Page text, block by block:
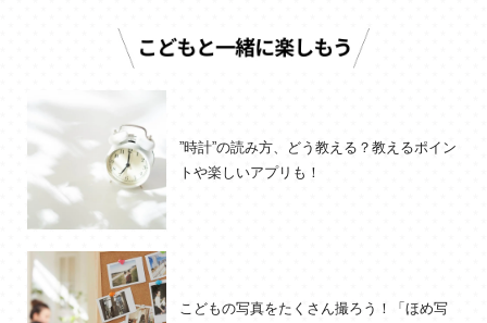
”時計”の読み方、どう教える？教えるポイン
トや楽しいアプリも！
こどもの写真をたくさん撮ろう！「ほめ写